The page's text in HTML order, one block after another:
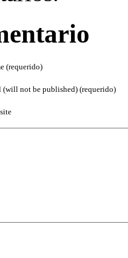
(requerido)
(will not be published) (requerido)